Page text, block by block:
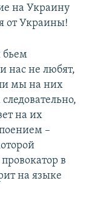
на Украину
от Украины!
бьем
нас не любят,
мы на них
на их
–
в
на языке